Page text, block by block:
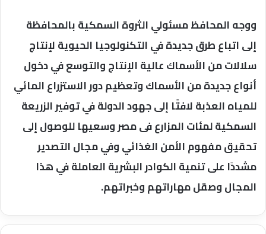
ووجه المحافظ مسئولي الثروة السمكية بالمحافظة
إلى اتباع طرق جديدة في التكنولوجيا الحيوية لإنتاج
سلالات من الأسماك عالية الإنتاج والتوسع في دخول
أنواع جديدة من الأسماك وتعظيم دور الاستزراع المائي‏
للمياه العذبة لافتًا إلى جهود الدولة في توفير الزريعة
السمكية لمئات المزارع فى مصر وسعيها للوصول إلى
تحقيق مفهوم الأمن الغذائي وفي مجال التصدير
مشددًا على تنمية الكوادر البشرية العاملة في هذا
المجال وصقل مهاراتهم وخبراتهم.